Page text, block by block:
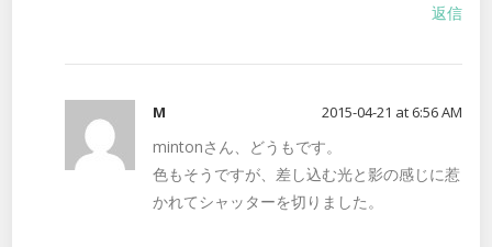
返信
M 2015-04-21 at 6:56 AM
mintonさん、どうもです。
色もそうですが、差し込む光と影の感じに惹
かれてシャッターを切りました。